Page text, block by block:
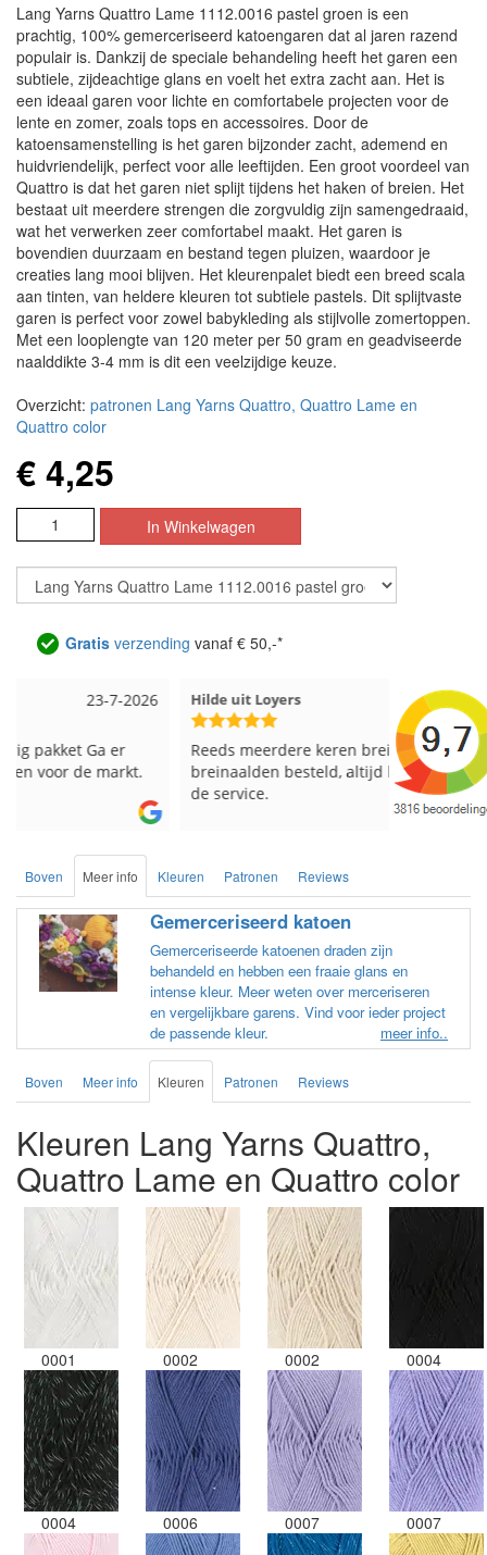
Lang Yarns Quattro Lame 1112.0016 pastel groen is een
prachtig, 100% gemerceriseerd katoengaren dat al jaren razend
populair is. Dankzij de speciale behandeling heeft het garen een
subtiele, zijdeachtige glans en voelt het extra zacht aan. Het is
een ideaal garen voor lichte en comfortabele projecten voor de
lente en zomer, zoals tops en accessoires. Door de
katoensamenstelling is het garen bijzonder zacht, ademend en
huidvriendelijk, perfect voor alle leeftijden. Een groot voordeel van
Quattro is dat het garen niet splijt tijdens het haken of breien. Het
bestaat uit meerdere strengen die zorgvuldig zijn samengedraaid,
wat het verwerken zeer comfortabel maakt. Het garen is
bovendien duurzaam en bestand tegen pluizen, waardoor je
creaties lang mooi blijven. Het kleurenpalet biedt een breed scala
aan tinten, van heldere kleuren tot subtiele pastels. Dit splijtvaste
garen is perfect voor zowel babykleding als stijlvolle zomertoppen.
Met een looplengte van 120 meter per 50 gram en geadviseerde
naalddikte 3-4 mm is dit een veelzijdige keuze.
Overzicht: patronen Lang Yarns Quattro, Quattro Lame en
Quattro color
€ 4,25
Gratis verzending vanaf € 50,-*
Hilde uit Loyers
Reeds meerdere keren breigaren en
breinaalden besteld, altijd heel tevreden over
Loes uit
Snelle
Boven Meer info Kleuren Patronen Reviews
Gemerceriseerd katoen
Gemerceriseerde katoenen draden zijn
behandeld en hebben een fraaie glans en
intense kleur. Meer weten over merceriseren
en vergelijkbare garens. Vind voor ieder project
de passende kleur.
meer info..
Boven Meer info Kleuren Patronen Reviews
Kleuren Lang Yarns Quattro,
Quattro Lame en Quattro color
0001 0002 0002 0004
0004 0006 0007 0007